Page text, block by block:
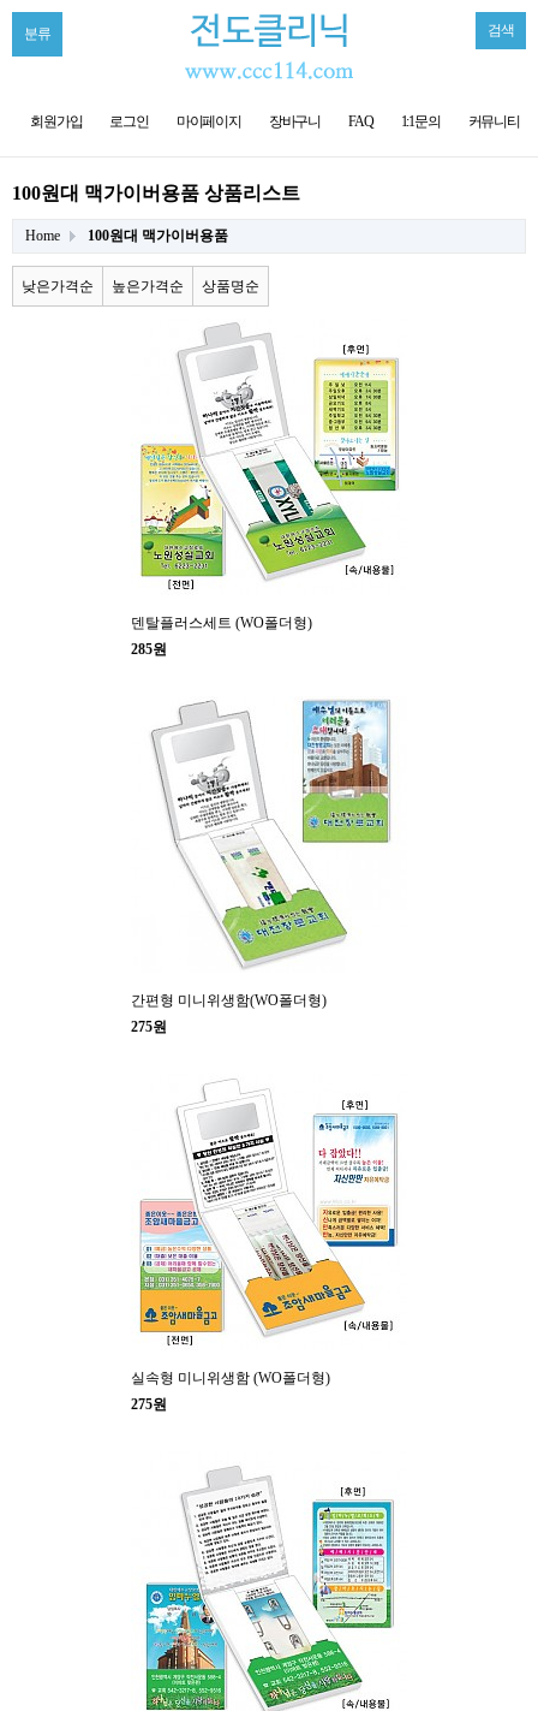
분류 검색
회원가입 로그인 마이페이지 장바구니 FAQ 1:1문의 커뮤니티
100원대 맥가이버용품 상품리스트
Home 100원대 맥가이버용품
낮은가격순 높은가격순 상품명순
덴탈플러스세트 (WO폴더형)
285원
간편형 미니위생함(WO폴더형)
275원
실속형 미니위생함 (WO폴더형)
275원